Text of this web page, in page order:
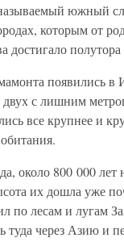
южный
которым от
достигало
появились
с лишним
все крупнее и
около 800 000
их дошла уже
по лесам и лугам
через Азию и